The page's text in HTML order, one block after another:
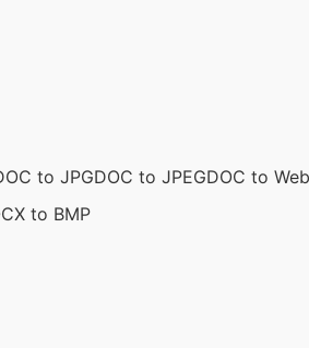
to JPGDOC to JPEGDOC to
to BMP